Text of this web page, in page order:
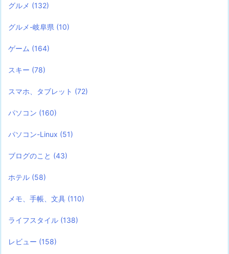
グルメ (132)
グルメ-岐阜県 (10)
ゲーム (164)
スキー (78)
スマホ、タブレット (72)
パソコン (160)
パソコン-Linux (51)
ブログのこと (43)
ホテル (58)
メモ、手帳、文具 (110)
ライフスタイル (138)
レビュー (158)